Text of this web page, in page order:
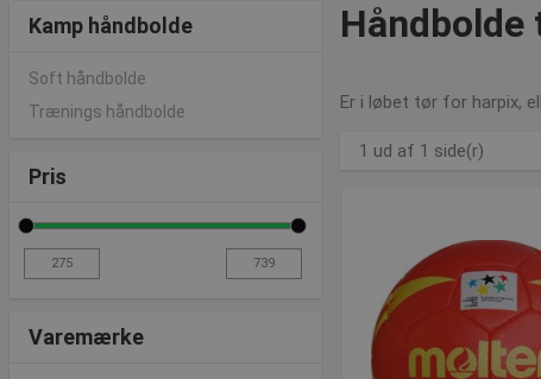
Kamp håndbolde
Soft håndbolde
Trænings håndbolde
Pris
Varemærke
Er i løbet tør for harpix,
1 ud af 1 side(r)